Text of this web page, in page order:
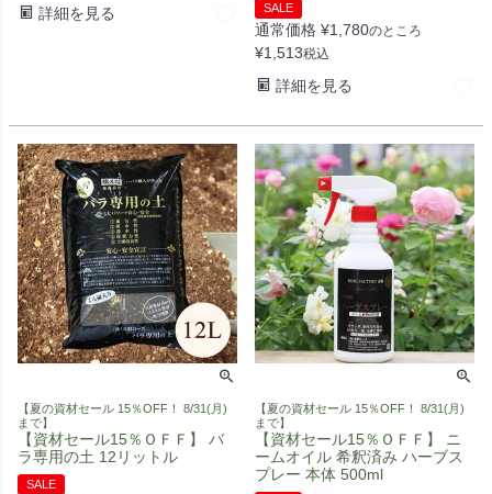
詳細を見る SALE
通常価格 ¥1,780のところ
¥1,513税込
詳細を見る
【夏の資材セール 15％OFF！ 8/31(月)
まで】
【資材セール15％ＯＦＦ】 バ
ラ専用の土 12リットル
SALE
【夏の資材セール 15％OFF！ 8/31(月)
まで】
【資材セール15％ＯＦＦ】 ニ
ームオイル 希釈済み ハーブス
プレー 本体 500ml